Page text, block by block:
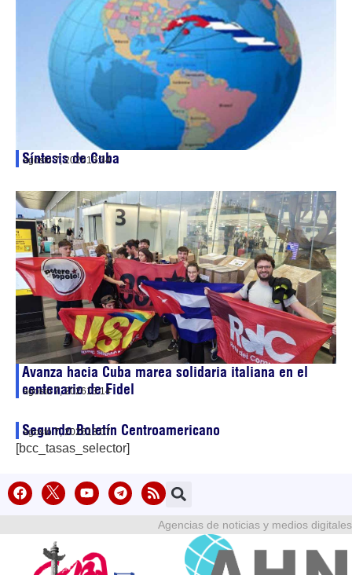
Síntesis de Cuba
agosto 7, 202613:34
Avanza hacia Cuba marea solidaria italiana en el
centenario de Fidel
agosto 7, 202613:14
Segundo Boletín Centroamericano
agosto 7, 202613:07
[bcc_tasas_selector]
Agencias de noticias y medios digitales